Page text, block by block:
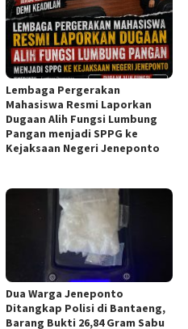
Lembaga Pergerakan
Mahasiswa Resmi Laporkan
Dugaan Alih Fungsi Lumbung
Pangan menjadi SPPG ke
Kejaksaan Negeri Jeneponto
Dua Warga Jeneponto
Ditangkap Polisi di Bantaeng,
Barang Bukti 26,84 Gram Sabu